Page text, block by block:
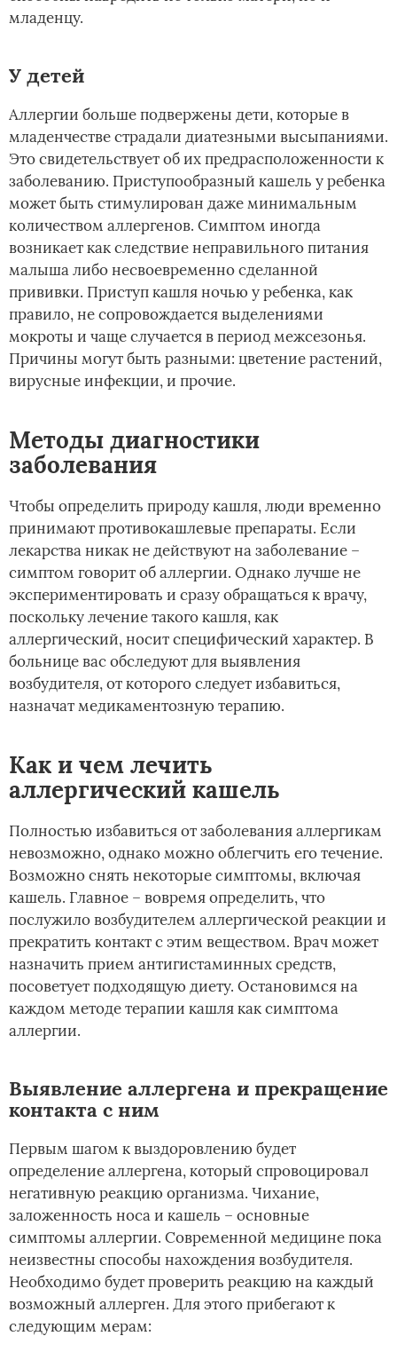
младенцу.
У детей
Аллергии больше подвержены дети, которые в
младенчестве страдали диатезными высыпаниями.
Это свидетельствует об их предрасположенности к
заболеванию. Приступообразный кашель у ребенка
может быть стимулирован даже минимальным
количеством аллергенов. Симптом иногда
возникает как следствие неправильного питания
малыша либо несвоевременно сделанной
прививки. Приступ кашля ночью у ребенка, как
правило, не сопровождается выделениями
мокроты и чаще случается в период межсезонья.
Причины могут быть разными: цветение растений,
вирусные инфекции, и прочие.
Методы диагностики
заболевания
Чтобы определить природу кашля, люди временно
принимают противокашлевые препараты. Если
лекарства никак не действуют на заболевание –
симптом говорит об аллергии. Однако лучше не
экспериментировать и сразу обращаться к врачу,
поскольку лечение такого кашля, как
аллергический, носит специфический характер. В
больнице вас обследуют для выявления
возбудителя, от которого следует избавиться,
назначат медикаментозную терапию.
Как и чем лечить
аллергический кашель
Полностью избавиться от заболевания аллергикам
невозможно, однако можно облегчить его течение.
Возможно снять некоторые симптомы, включая
кашель. Главное – вовремя определить, что
послужило возбудителем аллергической реакции и
прекратить контакт с этим веществом. Врач может
назначить прием антигистаминных средств,
посоветует подходящую диету. Остановимся на
каждом методе терапии кашля как симптома
аллергии.
Выявление аллергена и прекращение
контакта с ним
Первым шагом к выздоровлению будет
определение аллергена, который спровоцировал
негативную реакцию организма. Чихание,
заложенность носа и кашель – основные
симптомы аллергии. Современной медицине пока
неизвестны способы нахождения возбудителя.
Необходимо будет проверить реакцию на каждый
возможный аллерген. Для этого прибегают к
следующим мерам: